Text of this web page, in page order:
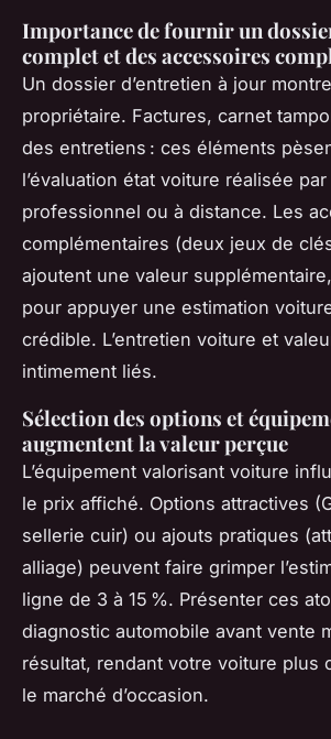
Importance de fournir un
complet et des accessoires
Un dossier d’entretien à jour
propriétaire. Factures, carnet
des entretiens : ces éléments
l’évaluation état voiture réalisée par
professionnel ou à distance. Les
complémentaires (deux jeux de
ajoutent une valeur
pour appuyer une estimation
crédible. L’entretien voiture et
intimement liés.
Sélection des options et
augmentent la valeur perçue
L’équipement valorisant voiture
le prix affiché. Options attractives
sellerie cuir) ou ajouts pratiques
alliage) peuvent faire grimper
ligne de 3 à 15 %. Présenter ces
diagnostic automobile avant vente
résultat, rendant votre voiture plus
le marché d’occasion.